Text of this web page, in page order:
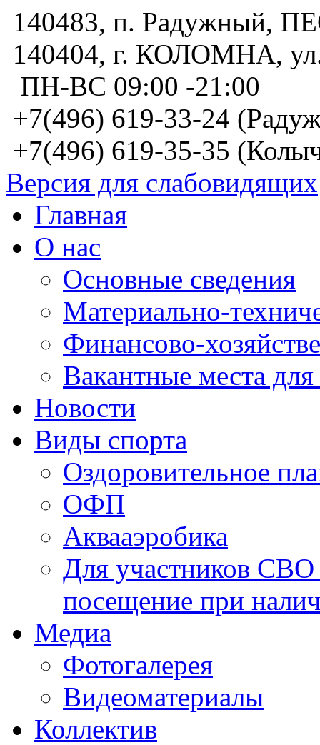
140483, п. Радужный,
140404, г. КОЛОМНА,
ПН-ВС 09:00 -21:00
+7(496) 619-33-24
+7(496) 619-35-35
Версия для слабовидящих
Главная
О нас
Основные сведения
Материально-
Финансово-
Вакантные места
Новости
Виды спорта
Оздоровительное
ОФП
Аквааэробика
Для участников СВО
посещение при
Медиа
Фотогалерея
Видеоматериалы
Коллектив